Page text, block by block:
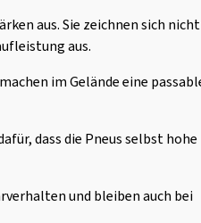
aus. Sie zeichnen sich nicht
aus.
im Gelände eine
dass die Pneus selbst hohe
und bleiben auch bei